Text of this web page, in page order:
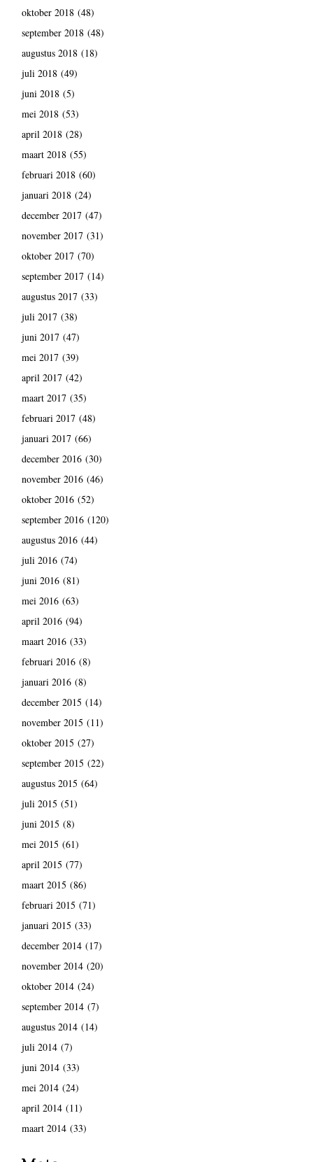
oktober 2018(48)
september 2018(48)
augustus 2018(18)
juli 2018(49)
juni 2018(5)
mei 2018(53)
april 2018(28)
maart 2018(55)
februari 2018(60)
januari 2018(24)
december 2017(47)
november 2017(31)
oktober 2017(70)
september 2017(14)
augustus 2017(33)
juli 2017(38)
juni 2017(47)
mei 2017(39)
april 2017(42)
maart 2017(35)
februari 2017(48)
januari 2017(66)
december 2016(30)
november 2016(46)
oktober 2016(52)
september 2016(120)
augustus 2016(44)
juli 2016(74)
juni 2016(81)
mei 2016(63)
april 2016(94)
maart 2016(33)
februari 2016(8)
januari 2016(8)
december 2015 (14)
november 2015 (11)
oktober 2015 (27)
september 2015 (22)
augustus 2015 (64)
juli 2015 (51)
juni 2015 (8)
mei 2015 (61)
april 2015 (77)
maart 2015 (86)
februari 2015 (71)
januari 2015 (33)
december 2014(17)
november 2014(20)
oktober 2014(24)
september 2014(7)
augustus 2014(14)
juli 2014(7)
juni 2014(33)
mei 2014(24)
april 2014(11)
maart 2014(33)